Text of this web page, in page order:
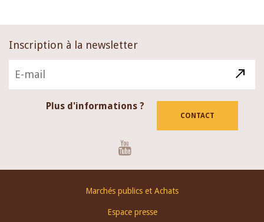
Inscription à la newsletter
Plus d'informations ?
CONTACT
Marchés publics et Achats
Espace presse